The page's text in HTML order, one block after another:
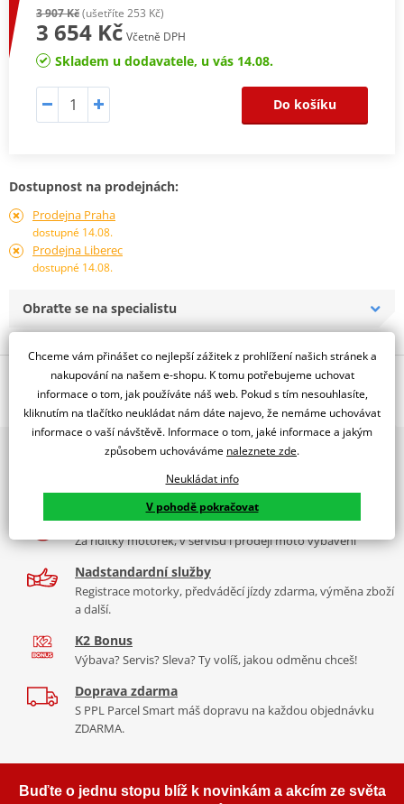
3 907 Kč(ušetříte 253 Kč)
3 654 Kč Včetně DPH
Skladem u dodavatele, u vás 14.08.
Do košíku
Dostupnost na prodejnách:
Prodejna Praha
dostupné 14.08.
Prodejna Liberec
dostupné 14.08.
Obraťte se na specialistu
Popis a parametry
Jsme autorizovaný
dealer značky EK + SUPERSPROX
Řetězová sada - Řetěz EK, řada MVXZ2, ve zlaté barvě, těsněný QX-
kroužkem. Ocelové kolečko a rozeta SUPERSPROX.
Řetěz 520 MVXZ2
proto, že je použitelný až do 1 000ccm. Tudíž je vhodnou
alternativou (a jedinou na trhu), k nejdražším, nejlepším řetězům
pro silné stroje. Je suverénně nejpevnější a jako jediný má ZST a je
těsněný QX-kroužkem.
Typické motorky:Kawasaki Z800, Ducati Monster 900, Honda NC
750, Suzuki DL 1000 V-strom, závodní superbiky s přestavbou na
rozměr řetězu 520.
Řada MVXZ
2x multibrand showroom
9 značek motocyklů, servis, oblečení, doplňky i náhradní
díly, to vše v Praze a Liberci
Více než 30 let zkušeností
Za řídítky motorek, v servisu i prodeji moto vybavení
Nadstandardní služby
Registrace motorky, předváděcí jízdy zdarma, výměna zboží
a další.
K2 Bonus
Výbava? Servis? Sleva? Ty volíš, jakou odměnu chceš!
Doprava zdarma
S PPL Parcel Smart máš dopravu na každou objednávku
ZDARMA.
Buďte o jednu stopu blíž k novinkám a akcím ze světa
Chceme vám přinášet co nejlepší zážitek z prohlížení našich stránek a
nakupování na našem e-shopu. K tomu potřebujeme uchovat
informace o tom, jak používáte náš web. Pokud s tím nesouhlasíte,
kliknutím na tlačítko neukládat nám dáte najevo, že nemáme uchovávat
informace o vaší návštěvě. Informace o tom, jaké informace a jakým
způsobem uchováváme naleznete zde.
Neukládat info
V pohodě pokračovat